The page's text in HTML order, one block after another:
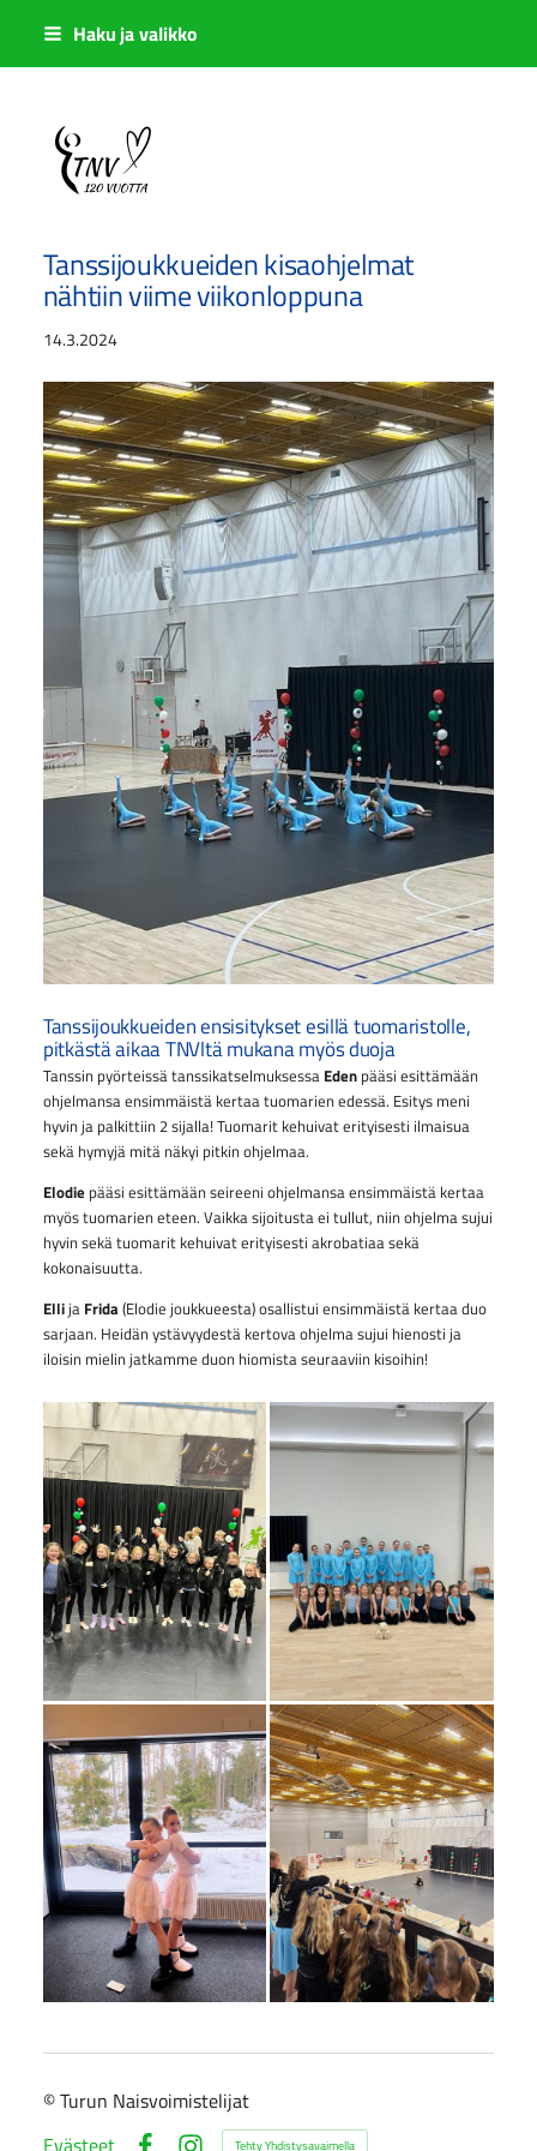
Siirry
sisältöön
Haku ja valikko
Sivuston etusivulle
Tanssijoukkueiden kisaohjelmat
nähtiin viime viikonloppuna
14.3.2024
Tanssijoukkueiden ensisitykset esillä tuomaristolle,
pitkästä aikaa TNVltä mukana myös duoja
Tanssin pyörteissä tanssikatselmuksessa Edenpääsi esittämään
ohjelmansa ensimmäistä kertaa tuomarien edessä. Esitys meni
hyvin ja palkittiin 2 sijalla! Tuomarit kehuivat erityisesti ilmaisua
sekä hymyjä mitä näkyi pitkin ohjelmaa.
Elodiepääsi esittämään seireeni ohjelmansa ensimmäistä kertaa
myös tuomarien eteen. Vaikka sijoitusta ei tullut, niin ohjelma sujui
hyvin sekä tuomarit kehuivat erityisesti akrobatiaa sekä
kokonaisuutta.
Ellija Frida(Elodie joukkueesta) osallistui ensimmäistä kertaa duo
sarjaan. Heidän ystävyydestä kertova ohjelma sujui hienosti ja
iloisin mielin jatkamme duon hiomista seuraaviin kisoihin!
©Turun Naisvoimistelijat
Evästeet
Tehty Yhdistysavaimella